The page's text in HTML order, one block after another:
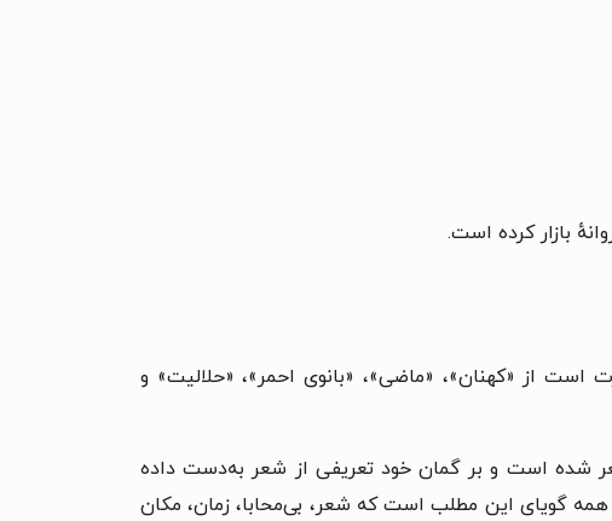
بازار کرده است.
از «کهنان»، «ماضی»، «بانوی احمر»، «حلالیت» و
شده است و بر گمان خود تعریفی از شعر به‌دست داده
گویای این مطلب است که شعر، بی‌محابا، زمان، مکان